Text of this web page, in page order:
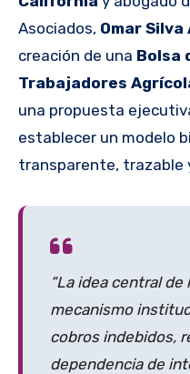
Asociados, Omar
creación de una Bolsa
Trabajadores
una propuesta
establecer un modelo
transparente, trazable
“La idea central de
mecanismo
cobros indebidos,
dependencia de